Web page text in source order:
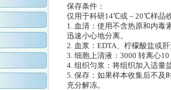
保存条件：
仅用于科研14℃或－20℃样品
1. 血清：使用不含热原和内毒
迅速小心地分离。
2. 血浆：EDTA、柠檬酸盐或
3. 细胞上清液：3000 转离心
4. 组织匀浆：将组织加入适量
5. 保存：如果样本收集后不及
充分解冻。